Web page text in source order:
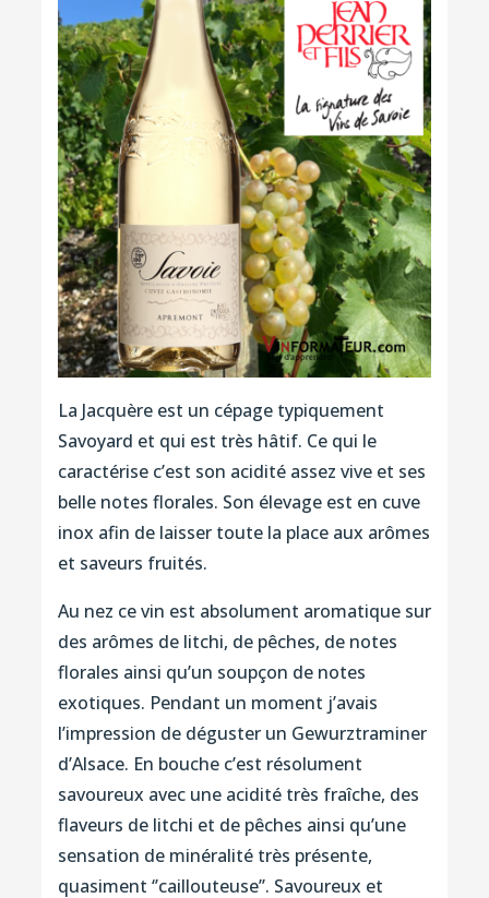
La Jacquère est un cépage typiquement
Savoyard et qui est très hâtif. Ce qui le
caractérise c’est son acidité assez vive et ses
belle notes florales. Son élevage est en cuve
inox afin de laisser toute la place aux arômes
et saveurs fruités.
Au nez ce vin est absolument aromatique sur
des arômes de litchi, de pêches, de notes
florales ainsi qu’un soupçon de notes
exotiques. Pendant un moment j’avais
l’impression de déguster un Gewurztraminer
d’Alsace. En bouche c’est résolument
savoureux avec une acidité très fraîche, des
flaveurs de litchi et de pêches ainsi qu’une
sensation de minéralité très présente,
quasiment ‘’caillouteuse’’. Savoureux et